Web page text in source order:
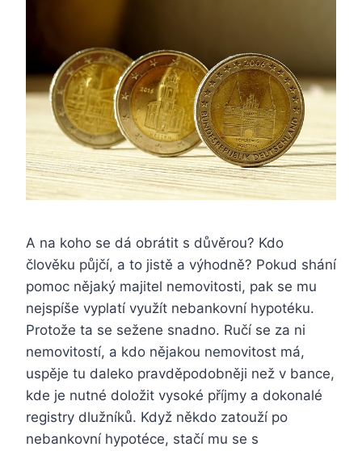
A na koho se dá obrátit s důvěrou? Kdo
člověku půjčí, a to jistě a výhodně? Pokud shání
pomoc nějaký majitel nemovitosti, pak se mu
nejspíše vyplatí využít nebankovní hypotéku.
Protože ta se sežene snadno. Ručí se za ni
nemovitostí, a kdo nějakou nemovitost má,
uspěje tu daleko pravděpodobněji než v bance,
kde je nutné doložit vysoké příjmy a dokonalé
registry dlužníků. Když někdo zatouží po
nebankovní hypotéce, stačí mu se s